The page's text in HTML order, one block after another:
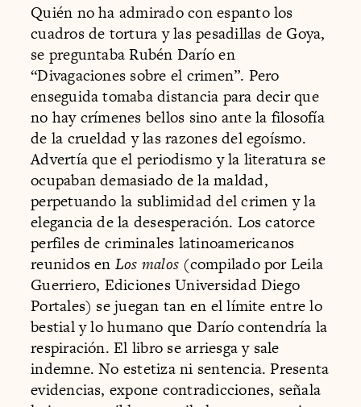
Quién no ha admirado con espanto los
cuadros de tortura y las pesadillas de Goya,
se preguntaba Rubén Darío en
“Divagaciones sobre el crimen”. Pero
enseguida tomaba distancia para decir que
no hay crímenes bellos sino ante la filosofía
de la crueldad y las razones del egoísmo.
Advertía que el periodismo y la literatura se
ocupaban demasiado de la maldad,
perpetuando la sublimidad del crimen y la
elegancia de la desesperación. Los catorce
perfiles de criminales latinoamericanos
reunidos en Los malos (compilado por Leila
Guerriero, Ediciones Universidad Diego
Portales) se juegan tan en el límite entre lo
bestial y lo humano que Darío contendría la
respiración. El libro se arriesga y sale
indemne. No estetiza ni sentencia. Presenta
evidencias, expone contradicciones, señala